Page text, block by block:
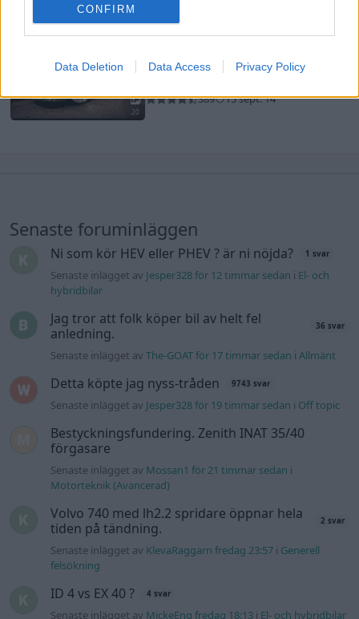
CONFIRM
Data Deletion Data Access Privacy Policy
20
Nissan Micra (1998)
Chrille79
389
15 sept. 14
Senaste foruminläggen
Ni som kör HEV eller PHEV ? är ni nöjda? 1 svar
Senaste inlägget av Jesper328 för 12 timmar sedan i El- och
hybridbilar
Jag tror att folk köper bil av helt fel
anledning.
36 svar
Senaste inlägget avThe-GOAT för 17 timmar sedan iAllmänt
Detta köpte jag nyss-tråden 9743 svar
Senaste inlägget av Jesper328 för 19 timmar sedan i Off topic
Bestyckningsfundering. Zenith INAT 35/40
förgasare
Senaste inlägget av Mossan1 för 21 timmar sedan i
Motorteknik (Avancerad)
Volvo 740 med lh2.2 spridare öppnar hela
tiden på tändning.
2 svar
Senaste inlägget av KlevaRaggarn fredag 23:57 i Generell
felsökning
ID 4 vs EX 40 ? 4 svar
Senaste inlägget av MickeEng fredag 18:13 i El- och hybridbilar